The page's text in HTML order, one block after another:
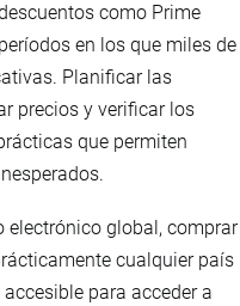
como Prime
en los que miles de
Planificar las
precios y verificar los
que permiten
electrónico global, comprar
cualquier país
para acceder a